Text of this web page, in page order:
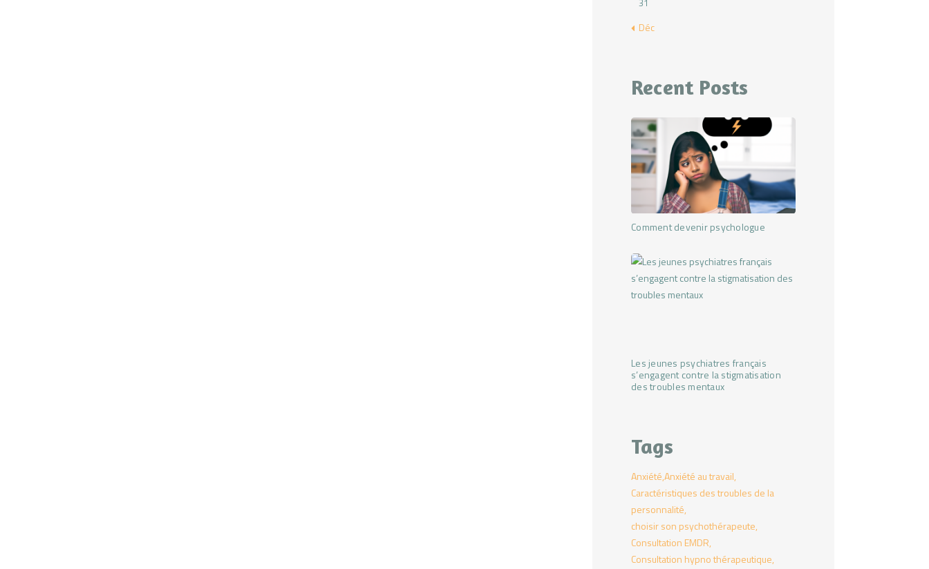
« Déc
Recent Posts
Comment devenir psychologue
Les jeunes psychiatres français
s’engagent contre la stigmatisation
des troubles mentaux
Tags
AnxiétéAnxiété au travail
Caractéristiques des troubles de la
personnalité
choisir son psychothérapeute
Consultation EMDR
Consultation hypno thérapeutique